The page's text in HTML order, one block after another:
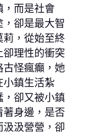
，而是社會
，卻是最大智
莉，從始至終
理性的衝突
古怪瘋癲，她
小鎮生活紮
，卻又被小鎮
著身邊，是否
汲汲營營，卻